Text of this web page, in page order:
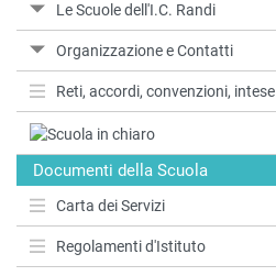
Le Scuole dell'I.C. Randi
Organizzazione e Contatti
Reti, accordi, convenzioni, intese
Documenti della Scuola
Carta dei Servizi
Regolamenti d'Istituto